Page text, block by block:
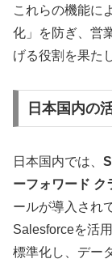
これらの機能に
化」を防ぎ、営
げる役割を果た
日本国内の
日本国内では、
ーフォワード ク
ールが導入され
Salesforceを活
標準化し、デー